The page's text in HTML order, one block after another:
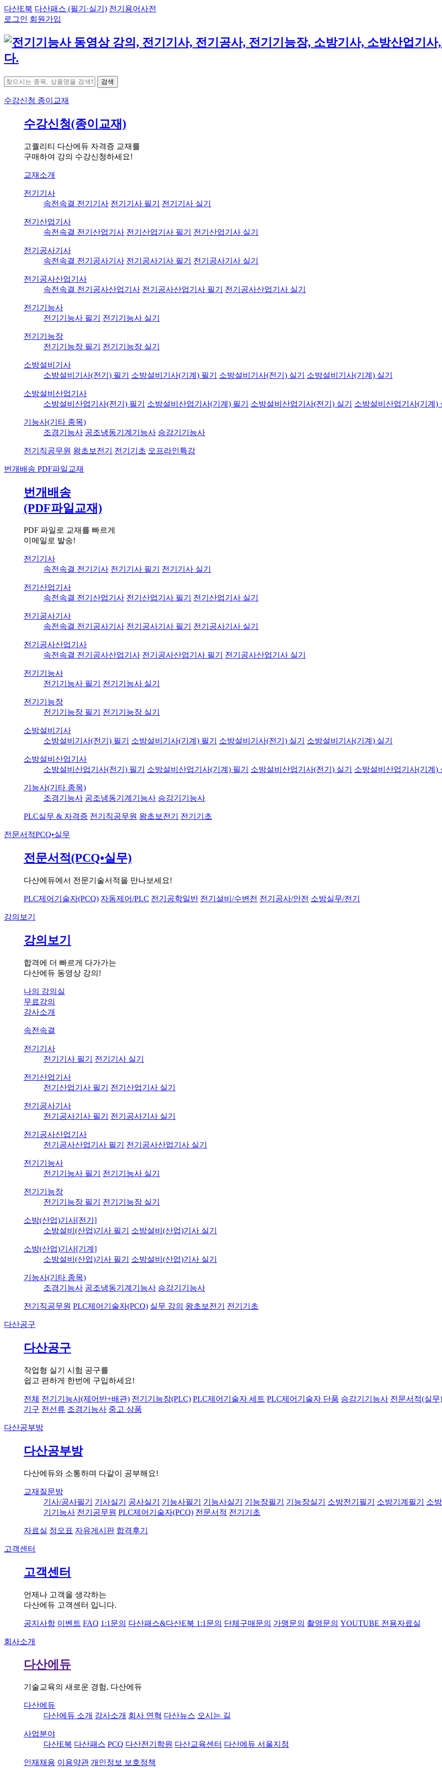
다산E북 다산패스 (필기·실기) 전기용어사전
로그인 회원가입
검색
수강신청 종이교재
수강신청(종이교재)
고퀄리티 다산에듀 자격증 교재를
구매하여 강의 수강신청하세요!
교재소개
전기기사
속전속결 전기기사 전기기사 필기 전기기사 실기
전기산업기사
속전속결 전기산업기사 전기산업기사 필기 전기산업기사 실기
전기공사기사
속전속결 전기공사기사 전기공사기사 필기 전기공사기사 실기
전기공사산업기사
속전속결 전기공사산업기사 전기공사산업기사 필기 전기공사산업기사 실기
전기기능사
전기기능사 필기
전기기능사 실기
전기기능장
전기기능장 필기
전기기능장 실기
소방설비기사
소방설비기사(전기) 필기
소방설비기사(기계) 필기 소방설비기사(전기) 실기 소방설비기사(기계) 실기
소방설비산업기사
소방설비산업기사(전기) 필기
소방설비산업기사(기계) 필기 소방설비산업기사(전기) 실기 소방설비산업기사(기계)
기능사(기타 종목)
조경기능사 공조냉동기계기능사 승강기기능사
전기직공무원 왕초보전기 전기기초 오프라인특강
번개배송 PDF파일교재
번개배송
(PDF파일교재)
PDF 파일로 교재를 빠르게
이메일로 발송!
전기기사
속전속결 전기기사 전기기사 필기 전기기사 실기
전기산업기사
속전속결 전기산업기사 전기산업기사 필기 전기산업기사 실기
전기공사기사
속전속결 전기공사기사 전기공사기사 필기 전기공사기사 실기
전기공사산업기사
속전속결 전기공사산업기사 전기공사산업기사 필기 전기공사산업기사 실기
전기기능사
전기기능사 필기
전기기능사 실기
전기기능장
전기기능장 필기
전기기능장 실기
소방설비기사
소방설비기사(전기) 필기
소방설비기사(기계) 필기 소방설비기사(전기) 실기 소방설비기사(기계) 실기
소방설비산업기사
소방설비산업기사(전기) 필기
소방설비산업기사(기계) 필기 소방설비산업기사(전기) 실기 소방설비산업기사(기계)
기능사(기타 종목)
조경기능사 공조냉동기계기능사 승강기기능사
PLC실무 & 자격증 전기직공무원 왕초보전기 전기기초
전문서적PCQ•실무
전문서적(PCQ•실무)
다산에듀에서 전문기술서적을 만나보세요!
PLC제어기술자(PCQ) 자동제어/PLC 전기공학일반 전기설비/수변전 전기공사/안전 소방실무/전기
강의보기
강의보기
합격에 더 빠르게 다가가는
다산에듀 동영상 강의!
나의 강의실
무료강의
강사소개
속전속결
전기기사
전기기사 필기
전기기사 실기
전기산업기사
전기산업기사 필기
전기산업기사 실기
전기공사기사
전기공사기사 필기
전기공사기사 실기
전기공사산업기사
전기공사산업기사 필기
전기공사산업기사 실기
전기기능사
전기기능사 필기
전기기능사 실기
전기기능장
전기기능장 필기
전기기능장 실기
소방(산업)기사[전기]
소방설비(산업)기사 필기
소방설비(산업)기사 실기
소방(산업)기사[기계]
소방설비(산업)기사 필기
소방설비(산업)기사 실기
기능사(기타 종목)
조경기능사 공조냉동기계기능사 승강기기능사
전기직공무원 PLC제어기술자(PCQ) 실무 강의 왕초보전기 전기기초
다산공구
다산공구
작업형 실기 시험 공구를
쉽고 편하게 한번에 구입하세요!
전체 전기기능사(제어반+배관) 전기기능장(PLC) PLC제어기술자 세트 PLC제어기술자 단품 승강기기능사 전문서적(실
기구 전선류 조경기능사 중고 상품
다산공부방
다산공부방
다산에듀와 소통하며 다같이 공부해요!
교재질문방
기사/공사필기
기사실기 공사실기 기능사필기 기능사실기 기능장필기 기능장실기 소방전기필기 소방기계필기
소
기기능사 전기공무원 PLC제어기술자(PCQ) 전문서적 전기기초
자료실 정오표 자유게시판 합격후기
고객센터
고객센터
언제나 고객을 생각하는
다산에듀 고객센터 입니다.
공지사항 이벤트 FAQ 1:1문의 다산패스&다산E북 1:1문의 단체구매문의 가맹문의 촬영문의 YOUTUBE 전용자료실
회사소개
다산에듀
기술교육의 새로운 경험, 다산에듀
다산에듀
다산에듀 소개 강사소개 회사 연혁 다산뉴스 오시는 길
사업분야
다산E북 다산패스 PCQ 다산전기학원 다산교육센터 다산에듀 서울지점
인재채용 이용약관 개인정보 보호정책